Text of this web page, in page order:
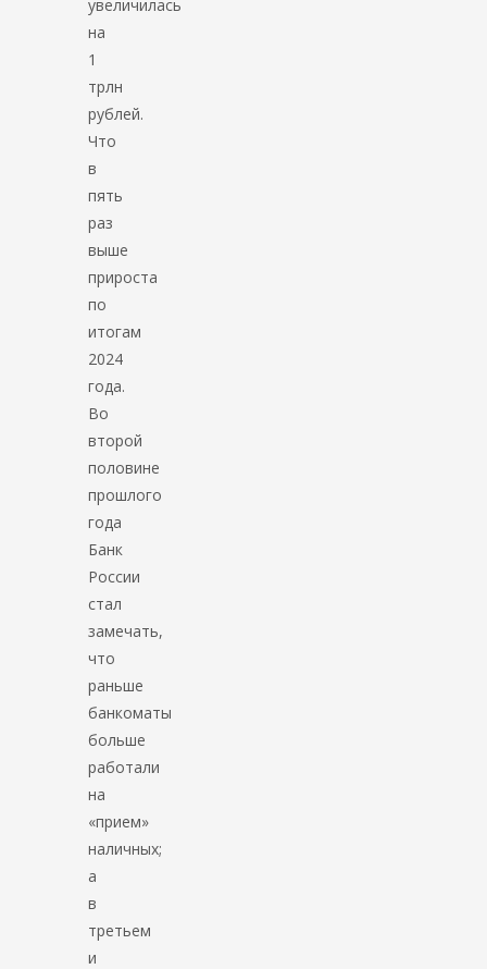
увеличилась
на
1
трлн
рублей.
Что
в
пять
раз
выше
прироста
по
итогам
2024
года.
Во
второй
половине
прошлого
года
Банк
России
стал
замечать,
что
раньше
банкоматы
больше
работали
на
«прием»
наличных;
а
в
третьем
и